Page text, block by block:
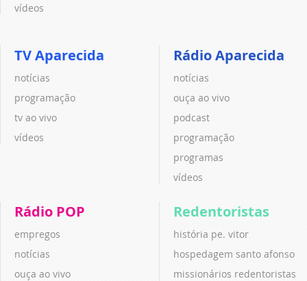
vídeos
TV Aparecida
notícias
programação
tv ao vivo
vídeos
Rádio Aparecida
notícias
ouça ao vivo
podcast
programação
programas
vídeos
Rádio POP
empregos
notícias
ouça ao vivo
Redentoristas
história pe. vitor
hospedagem santo afonso
missionários redentoristas